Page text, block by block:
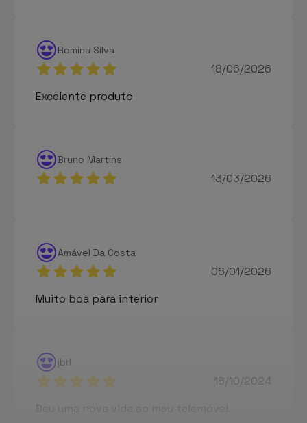
Romina Silva
18/06/2026
Excelente produto
Bruno Martins
13/03/2026
Amável Da Costa
06/01/2026
Muito boa para interior
jbrl
18/10/2024